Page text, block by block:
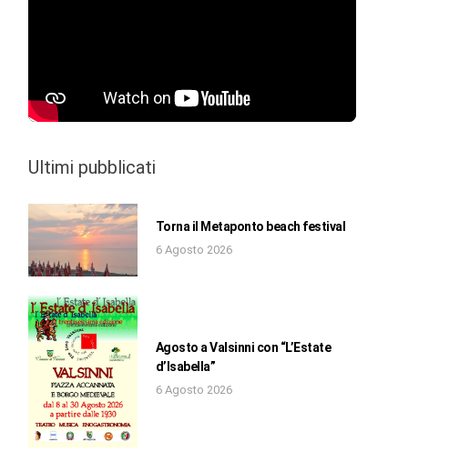
Ultimi pubblicati
Torna il Metaponto beach festival
6 Agosto 2026
Agosto a Valsinni con “L’Estate
d’Isabella”
6 Agosto 2026